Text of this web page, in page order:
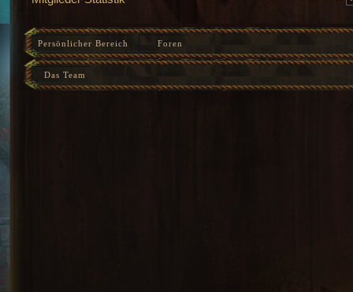
Persönlicher Bereich Foren
Das Team